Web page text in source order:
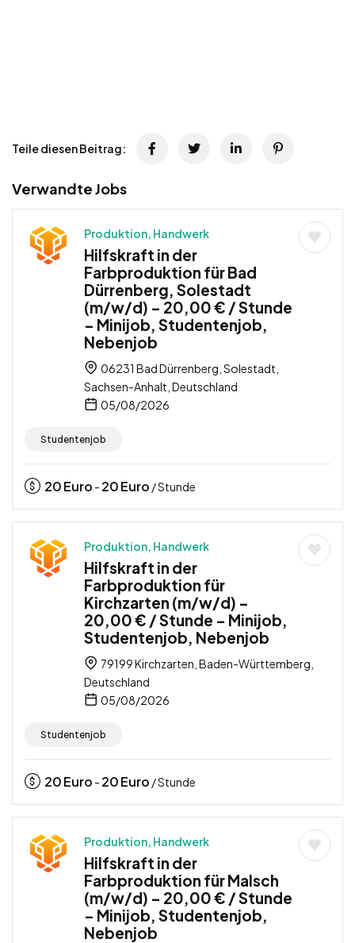
Teile diesen Beitrag:
Verwandte Jobs
Produktion, Handwerk
Hilfskraft in der
Farbproduktion für Bad
Dürrenberg, Solestadt
(m/w/d) – 20,00 € / Stunde
– Minijob, Studentenjob,
Nebenjob
06231 Bad Dürrenberg, Solestadt,
Sachsen-Anhalt, Deutschland
05/08/2026
Studentenjob
20Euro - 20Euro / Stunde
Produktion, Handwerk
Hilfskraft in der
Farbproduktion für
Kirchzarten (m/w/d) –
20,00 € / Stunde – Minijob,
Studentenjob, Nebenjob
79199 Kirchzarten, Baden-Württemberg,
Deutschland
05/08/2026
Studentenjob
20Euro - 20Euro / Stunde
Produktion, Handwerk
Hilfskraft in der
Farbproduktion für Malsch
(m/w/d) – 20,00 € / Stunde
– Minijob, Studentenjob,
Nebenjob